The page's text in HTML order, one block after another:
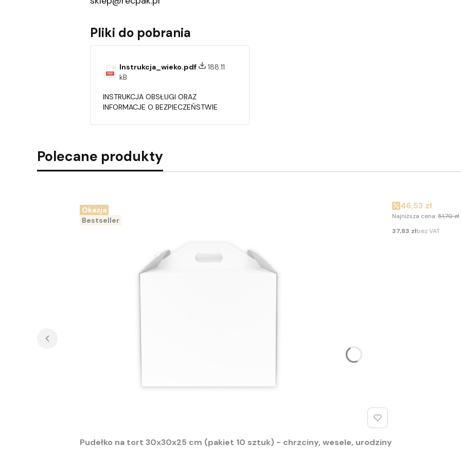
Pliki do pobrania
Instrukcja_wieko.pdf
188.11
kB
INSTRUKCJA OBSŁUGI ORAZ
INFORMACJE O BEZPIECZEŃSTWIE
Polecane produkty
Okazja
Bestseller
Pudełko na tort 30x30x25 cm (pakiet 10 sztuk) - chrzciny, wesele, urodziny
Cena promocyjna
46,53 zł
Najniższa cena:51,70 zł
Cena
37,83 złbez VAT